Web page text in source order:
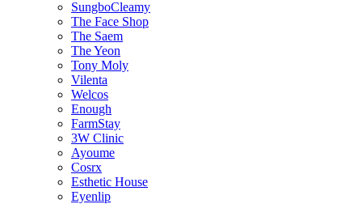
SungboCleamy
The Face Shop
The Saem
The Yeon
Tony Moly
Vilenta
Welcos
Enough
FarmStay
3W Clinic
Ayoume
Cosrx
Esthetic House
Eyenlip